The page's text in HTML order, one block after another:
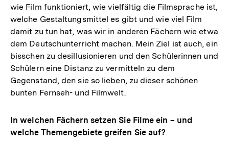
wie Film funktioniert, wie vielfältig die Filmsprache ist,
welche Gestaltungsmittel es gibt und wie viel Film
damit zu tun hat, was wir in anderen Fächern wie etwa
dem Deutschunterricht machen. Mein Ziel ist auch, ein
bisschen zu desillusionieren und den Schülerinnen und
Schülern eine Distanz zu vermitteln zu dem
Gegenstand, den sie so lieben, zu dieser schönen
bunten Fernseh- und Filmwelt.
In welchen Fächern setzen Sie Filme ein – und
welche Themengebiete greifen Sie auf?